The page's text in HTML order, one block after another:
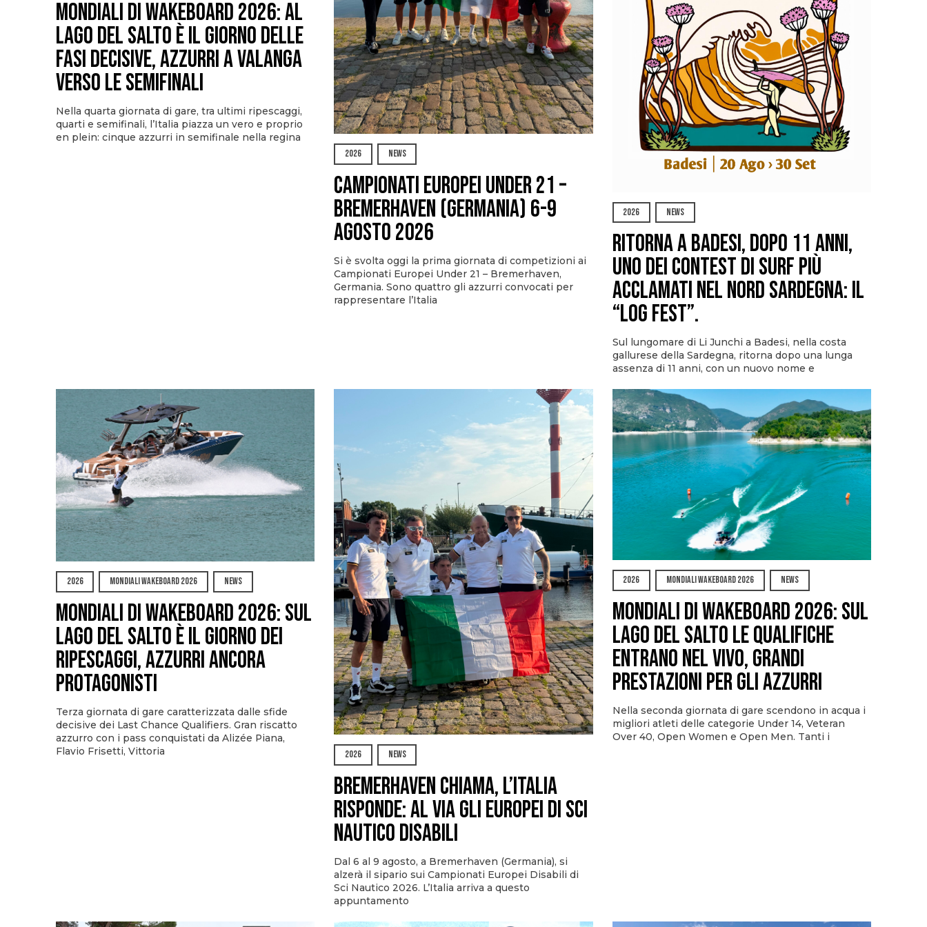
Mondiali di Wakeboard 2026: al
Lago del Salto è il giorno delle
fasi decisive, azzurri a valanga
verso le semifinali
Nella quarta giornata di gare, tra ultimi ripescaggi,
quarti e semifinali, l’Italia piazza un vero e proprio
en plein: cinque azzurri in semifinale nella regina
2026
NEWS
Campionati Europei Under 21 –
Bremerhaven (Germania) 6-9
agosto 2026
Si è svolta oggi la prima giornata di competizioni ai
Campionati Europei Under 21 – Bremerhaven,
Germania. Sono quattro gli azzurri convocati per
rappresentare l’Italia
2026 NEWS
Ritorna a Badesi, dopo 11 anni,
uno dei contest di surf più
acclamati nel nord Sardegna: il
“Log Fest”.
Sul lungomare di Li Junchi a Badesi, nella costa
gallurese della Sardegna, ritorna dopo una lunga
assenza di 11 anni, con un nuovo nome e
2026 MONDIALI WAKEBOARD 2026 NEWS
Mondiali di Wakeboard 2026: sul
Lago del Salto è il giorno dei
ripescaggi, azzurri ancora
protagonisti
Terza giornata di gare caratterizzata dalle sfide
decisive dei Last Chance Qualifiers. Gran riscatto
azzurro con i pass conquistati da Alizée Piana,
Flavio Frisetti, Vittoria
2026 NEWS
Bremerhaven chiama, l’Italia
risponde: al via gli Europei di Sci
Nautico Disabili
Dal 6 al 9 agosto, a Bremerhaven (Germania), si
alzerà il sipario sui Campionati Europei Disabili di
Sci Nautico 2026. L’Italia arriva a questo
appuntamento
2026 MONDIALI WAKEBOARD 2026 NEWS
Mondiali di Wakeboard 2026: sul
Lago del Salto le qualifiche
entrano nel vivo, grandi
prestazioni per gli azzurri
Nella seconda giornata di gare scendono in acqua i
migliori atleti delle categorie Under 14, Veteran
Over 40, Open Women e Open Men. Tanti i